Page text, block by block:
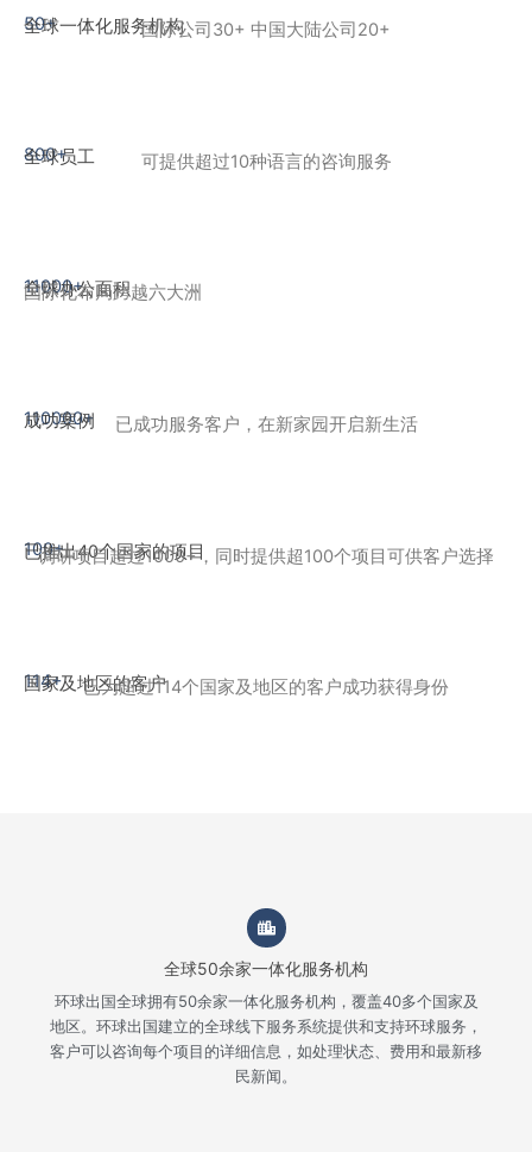
50+
全球一体化服务机构国际公司30+ 中国大陆公司20+
800+
全球员工 可提供超过10种语言的咨询服务
11000+
全球办公面积
国际化布局跨越六大洲
110000+
成功案例 已成功服务客户，在新家园开启新生活
100+
已推出40个国家的项目
调研项目超过1000+，同时提供超100个项目可供客户选择
114+
国家及地区的客户
已为超过114个国家及地区的客户成功获得身份
全球50余家一体化服务机构
环球出国全球拥有50余家一体化服务机构，覆盖40多个国家及
地区。环球出国建立的全球线下服务系统提供和支持环球服务，
客户可以咨询每个项目的详细信息，如处理状态、费用和最新移
民新闻。